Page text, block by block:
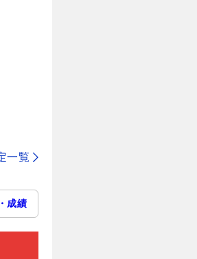
一覧
成績